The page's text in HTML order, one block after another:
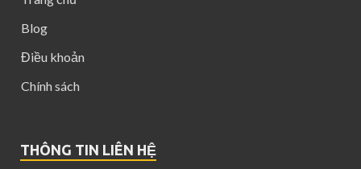
Blog
Điều khoản
Chính sách
THÔNG TIN LIÊN HỆ